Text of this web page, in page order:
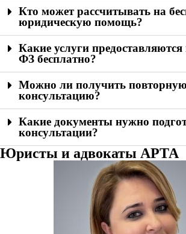
Кто может рассчитывать на
юридическую помощь?
Какие услуги
ФЗ бесплатно?
Можно ли получить
консультацию?
Какие документы нужно
консультации?
Юристы и адвокаты АРТА